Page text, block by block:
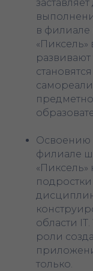
в
«Пиксель»
Освоению
филиале
области
роли
только.